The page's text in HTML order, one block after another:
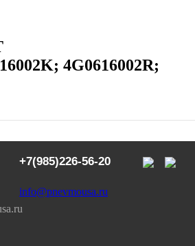
4G0616002R;
+7(985)226-56-20
info@pnevmousa.ru